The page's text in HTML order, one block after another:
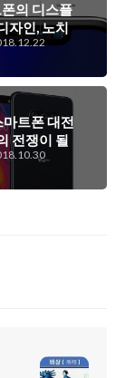
의 디스플
자인, 노치
홀 디자인
마트폰 대전
전쟁이 될
싶은데..